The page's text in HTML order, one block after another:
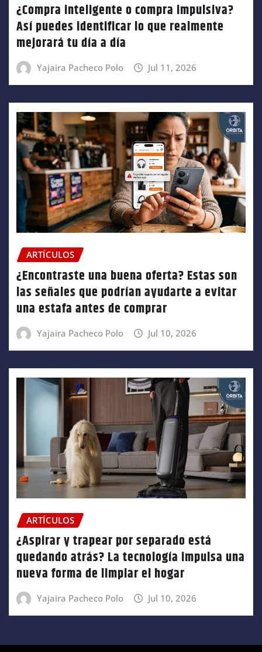
¿Compra inteligente o compra impulsiva?
Así puedes identificar lo que realmente
mejorará tu día a día
Yajaira Pacheco Polo Jul 11, 2026
ARTÍCULOS
¿Encontraste una buena oferta? Estas son
las señales que podrían ayudarte a evitar
una estafa antes de comprar
Yajaira Pacheco Polo Jul 10, 2026
ARTÍCULOS
¿Aspirar y trapear por separado está
quedando atrás? La tecnología impulsa una
nueva forma de limpiar el hogar
Yajaira Pacheco Polo Jul 10, 2026